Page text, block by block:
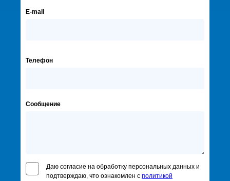
E-mail
Телефон
Сообщение
Даю согласие на обработку персональных данных и
подтверждаю, что ознакомлен с политикой